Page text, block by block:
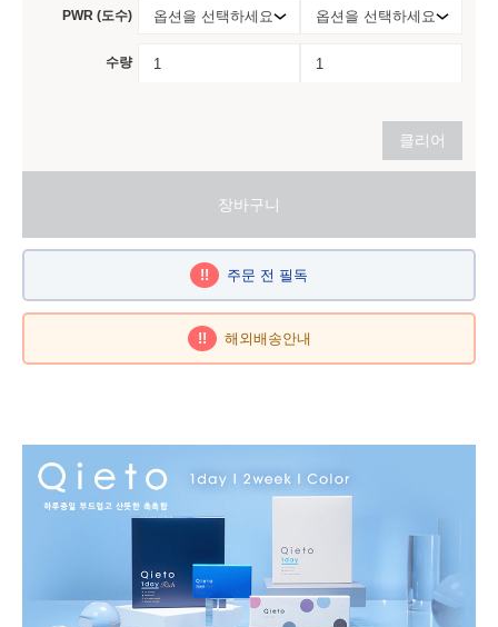
PWR (도수)
수량
옵션을 선택하세요 옵션을 선택하세요
클리어
장바구니
!! 주문 전 필독
!! 해외배송안내